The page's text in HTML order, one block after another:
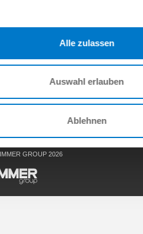
Alle zulassen
Auswahl erlauben
Ablehnen
Impressum Kontakt
GROUP 2026